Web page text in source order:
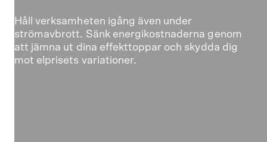
Håll verksamheten igång även under
strömavbrott. Sänk energikostnaderna genom
att jämna ut dina effekttoppar och skydda dig
mot elprisets variationer.